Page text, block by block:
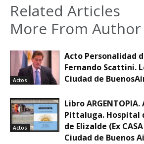
Related Articles
More From Author
Actos
Acto Personalidad
Fernando Scattini.
Ciudad de
Actos
Libro
Pittaluga. Hospital
de Elizalde (Ex
Ciudad de Buenos